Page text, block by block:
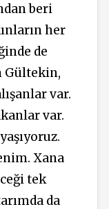
beri
her
de
Gültekin,
var.
var.
Xana
tek
da